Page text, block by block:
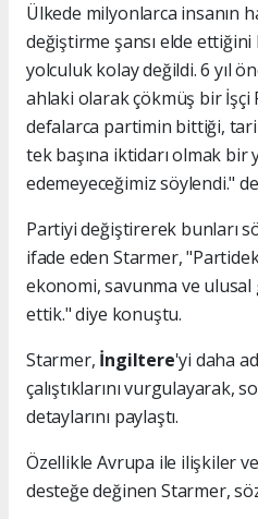
Ülkede milyonlarca insanın
değiştirme şansı elde
yolculuk kolay değildi. 6 yıl
ahlaki olarak çökmüş bir İşçi
defalarca partimin bittiği,
tek başına iktidarı olmak bir
edemeyeceğimiz söylendi."
Partiyi değiştirerek bunları
ifade eden Starmer,
ekonomi, savunma ve
ettik." diye konuştu.
Starmer, İngiltere'yi daha
çalıştıklarını vurgulayarak,
detaylarını paylaştı.
Özellikle Avrupa ile ilişkiler
desteğe değinen Starmer,